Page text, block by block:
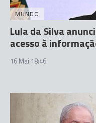
MUNDO
Lula da Silva
acesso à
16 Mai 18:46